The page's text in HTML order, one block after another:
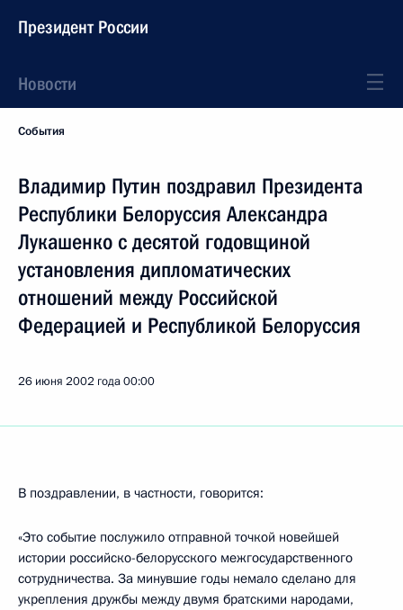
Президент России
Новости
События
Владимир Путин поздравил Президента
Республики Белоруссия Александра
Лукашенко с десятой годовщиной
установления дипломатических
отношений между Российской
Федерацией и Республикой Белоруссия
26 июня 2002 года00:00
В поздравлении, в частности, говорится:
«Это событие послужило отправной точкой новейшей
истории российско-белорусского межгосударственного
сотрудничества. За минувшие годы немало сделано для
укрепления дружбы между двумя братскими народами,